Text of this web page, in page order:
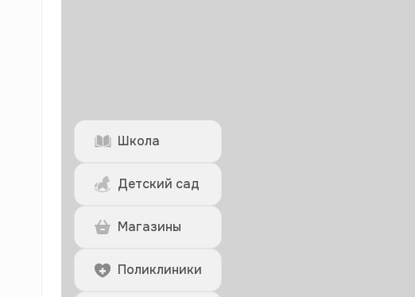
Школа
Детский сад
Магазины
Поликлиники